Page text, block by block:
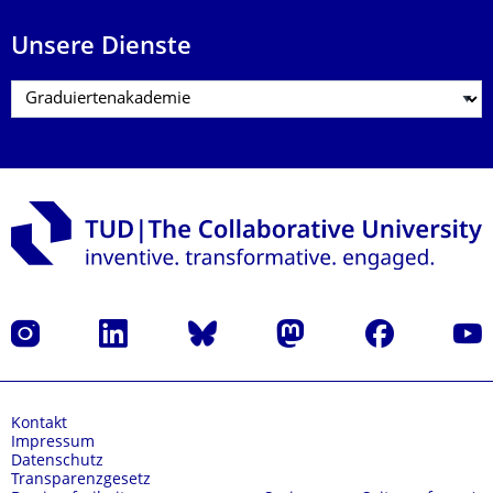
Unsere Dienste
Instagram LinkedIn Bluesky Mastodon Facebook
Kontakt
Impressum
Datenschutz
Transparenzgesetz